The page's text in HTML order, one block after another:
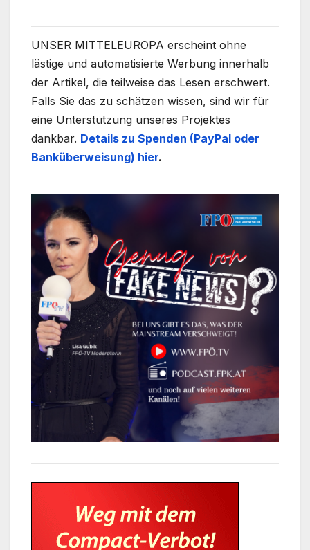
UNSER MITTELEUROPA erscheint ohne
lästige und automatisierte Werbung innerhalb
der Artikel, die teilweise das Lesen erschwert.
Falls Sie das zu schätzen wissen, sind wir für
eine Unterstützung unseres Projektes
dankbar. Details zu Spenden (PayPal oder
Banküberweisung) hier.